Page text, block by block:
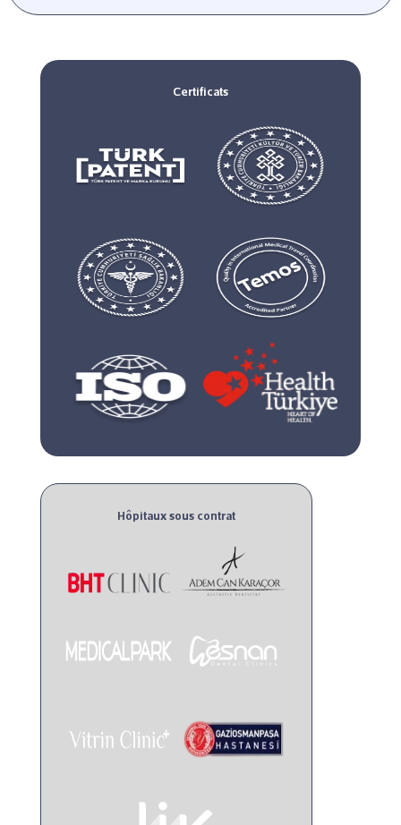
Hôpitaux sous contrat
Certificats